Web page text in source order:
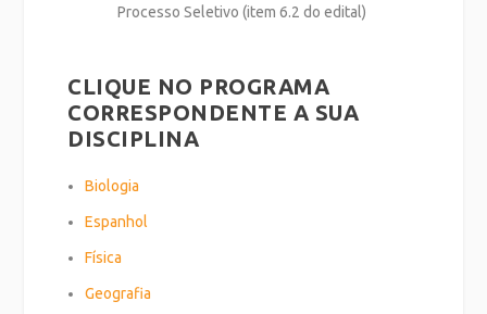
Processo Seletivo (item 6.2 do edital)
CLIQUE NO PROGRAMA
CORRESPONDENTE A SUA
DISCIPLINA
Biologia
Espanhol
Física
Geografia